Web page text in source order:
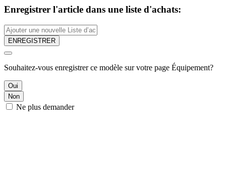
Enregistrer l'article dans une liste d'achats:
ENREGISTRER
Souhaitez-vous enregistrer ce modèle sur votre page Équipement?
Oui
Non
Ne plus demander